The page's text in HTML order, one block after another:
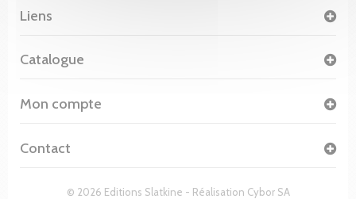
© 2026 Editions Slatkine - Réalisation Cybor SA
Liens
Catalogue
Mon compte
Contact